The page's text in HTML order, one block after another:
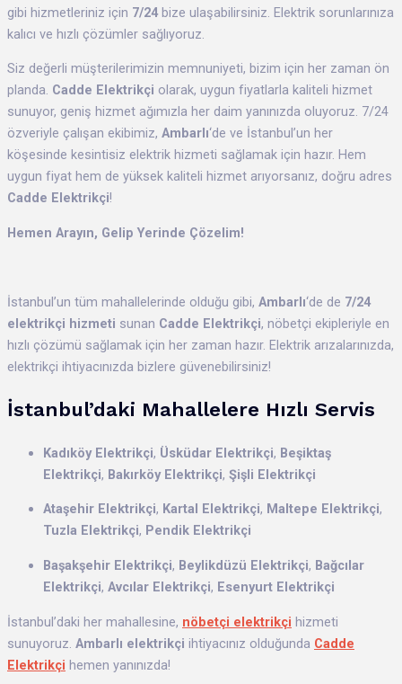
gibi hizmetleriniz için 7/24 bize ulaşabilirsiniz. Elektrik sorunlarınıza
kalıcı ve hızlı çözümler sağlıyoruz.
Siz değerli müşterilerimizin memnuniyeti, bizim için her zaman ön
planda. Cadde Elektrikçi olarak, uygun fiyatlarla kaliteli hizmet
sunuyor, geniş hizmet ağımızla her daim yanınızda oluyoruz. 7/24
özveriyle çalışan ekibimiz, Ambarlı‘de ve İstanbul’un her
köşesinde kesintisiz elektrik hizmeti sağlamak için hazır. Hem
uygun fiyat hem de yüksek kaliteli hizmet arıyorsanız, doğru adres
Cadde Elektrikçi!
Hemen Arayın, Gelip Yerinde Çözelim!
İstanbul’un tüm mahallelerinde olduğu gibi, Ambarlı‘de de 7/24
elektrikçi hizmeti sunan Cadde Elektrikçi, nöbetçi ekipleriyle en
hızlı çözümü sağlamak için her zaman hazır. Elektrik arızalarınızda,
elektrikçi ihtiyacınızda bizlere güvenebilirsiniz!
İstanbul’daki Mahallelere Hızlı Servis
Kadıköy Elektrikçi, Üsküdar Elektrikçi, Beşiktaş
Elektrikçi, Bakırköy Elektrikçi, Şişli Elektrikçi
Ataşehir Elektrikçi, Kartal Elektrikçi, Maltepe Elektrikçi,
Tuzla Elektrikçi, Pendik Elektrikçi
Başakşehir Elektrikçi, Beylikdüzü Elektrikçi, Bağcılar
Elektrikçi, Avcılar Elektrikçi, Esenyurt Elektrikçi
İstanbul’daki her mahallesine, nöbetçi elektrikçi hizmeti
sunuyoruz. Ambarlı elektrikçi ihtiyacınız olduğunda Cadde
Elektrikçi hemen yanınızda!